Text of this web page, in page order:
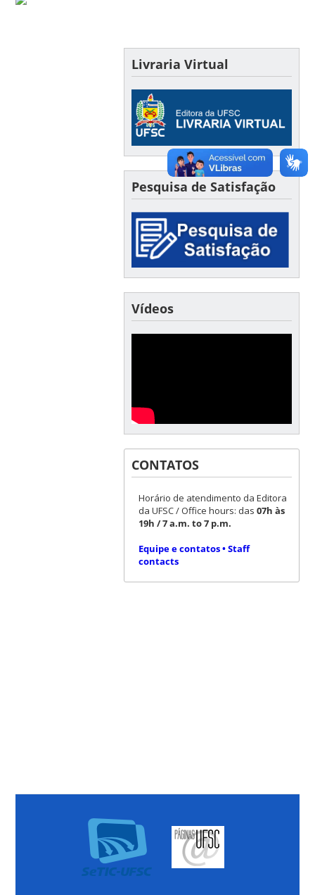
Livraria Virtual
Pesquisa de Satisfação
Vídeos
CONTATOS
Horário de atendimento da Editora
da UFSC / Office hours: das 07h às
19h / 7 a.m. to 7 p.m.
Equipe e contatos • Staff
contacts